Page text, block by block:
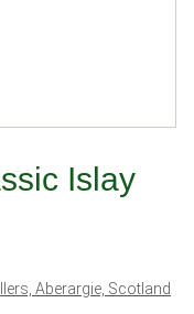
Islay
Aberargie, Scotland